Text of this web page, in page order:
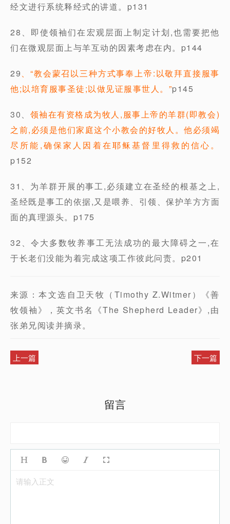
经文进行系统释经式的讲道。p131
28、即使领袖们在宏观层面上制定计划,也需要把他
们在微观层面上与羊互动的因素考虑在内。p144
29、“教会蒙召以三种方式事奉上帝:以敬拜直接服事
他;以培育服事圣徒;以做见证服事世人。”p145
30、 领袖在有资格成为牧人,服事上帝的羊群(即教会)
之前,必须是他们家庭这个小教会的好牧人。他必须竭
尽所能,确保家人因着在耶稣基督里得救的信心。
p152
31、为羊群开展的事工,必须建立在圣经的根基之上,
圣经既是事工的依据,又是喂养、引领、保护羊方方面
面的真理源头。p175
32、令大多数牧养事工无法成功的最大障碍之一,在
于长老们没能为着完成这项工作彼此问责。p201
来源：本文选自卫天牧（Timothy Z.Witmer）《善
牧领袖》，英文书名《The Shepherd Leader》,由
张弟兄阅读并摘录。
上一篇 下一篇
留言
请输入正文